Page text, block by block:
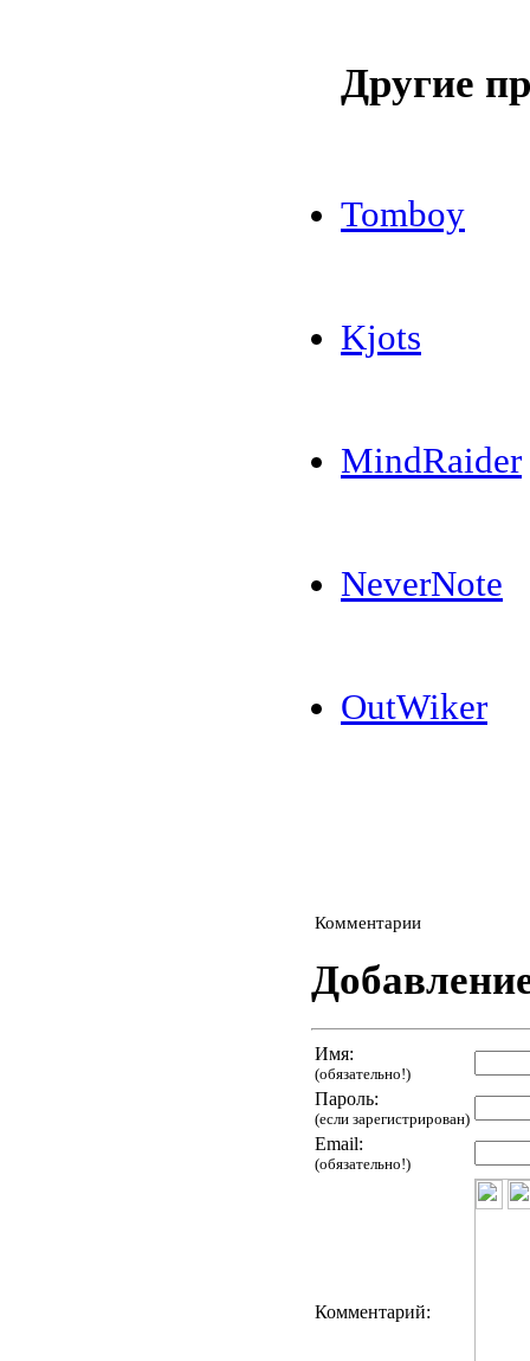
Другие
Tomboy
Kjots
MindRaider
NeverNote
OutWiker
Комментарии
Имя:
(обязательно!)
Пароль:
(если зарегистрирован)
Email:
(обязательно!)
Комментарий: